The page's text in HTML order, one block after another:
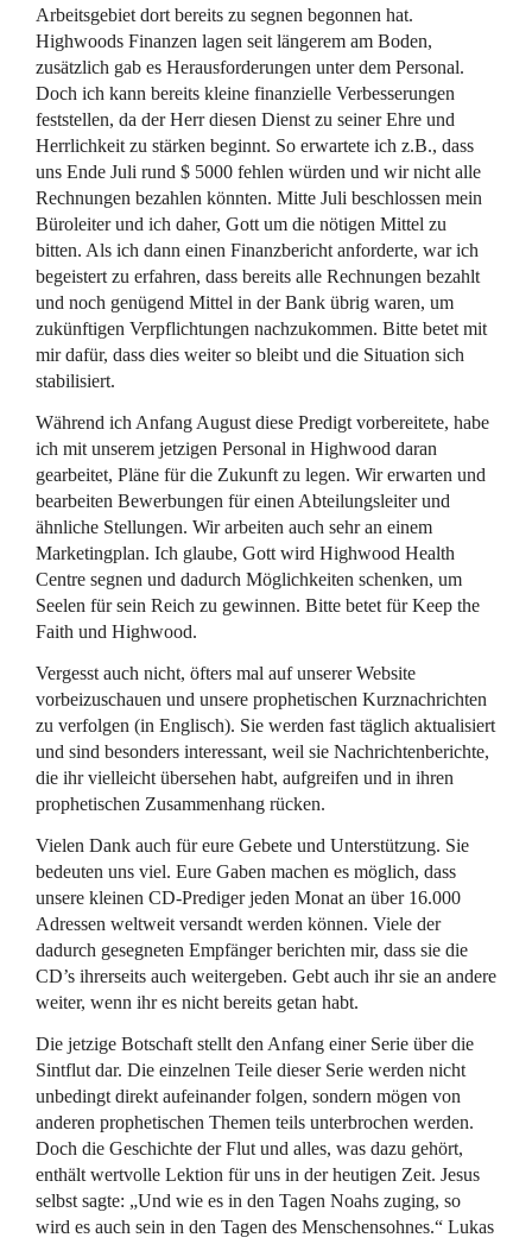
Arbeitsgebiet dort bereits zu segnen begonnen hat.
Highwoods Finanzen lagen seit längerem am Boden,
zusätzlich gab es Herausforderungen unter dem Personal.
Doch ich kann bereits kleine finanzielle Verbesserungen
feststellen, da der Herr diesen Dienst zu seiner Ehre und
Herrlichkeit zu stärken beginnt. So erwartete ich z.B., dass
uns Ende Juli rund $ 5000 fehlen würden und wir nicht alle
Rechnungen bezahlen könnten. Mitte Juli beschlossen mein
Büroleiter und ich daher, Gott um die nötigen Mittel zu
bitten. Als ich dann einen Finanzbericht anforderte, war ich
begeistert zu erfahren, dass bereits alle Rechnungen bezahlt
und noch genügend Mittel in der Bank übrig waren, um
zukünftigen Verpflichtungen nachzukommen. Bitte betet mit
mir dafür, dass dies weiter so bleibt und die Situation sich
stabilisiert.
Während ich Anfang August diese Predigt vorbereitete, habe
ich mit unserem jetzigen Personal in Highwood daran
gearbeitet, Pläne für die Zukunft zu legen. Wir erwarten und
bearbeiten Bewerbungen für einen Abteilungsleiter und
ähnliche Stellungen. Wir arbeiten auch sehr an einem
Marketingplan. Ich glaube, Gott wird Highwood Health
Centre segnen und dadurch Möglichkeiten schenken, um
Seelen für sein Reich zu gewinnen. Bitte betet für Keep the
Faith und Highwood.
Vergesst auch nicht, öfters mal auf unserer Website
vorbeizuschauen und unsere prophetischen Kurznachrichten
zu verfolgen (in Englisch). Sie werden fast täglich aktualisiert
und sind besonders interessant, weil sie Nachrichtenberichte,
die ihr vielleicht übersehen habt, aufgreifen und in ihren
prophetischen Zusammenhang rücken.
Vielen Dank auch für eure Gebete und Unterstützung. Sie
bedeuten uns viel. Eure Gaben machen es möglich, dass
unsere kleinen CD-Prediger jeden Monat an über 16.000
Adressen weltweit versandt werden können. Viele der
dadurch gesegneten Empfänger berichten mir, dass sie die
CD’s ihrerseits auch weitergeben. Gebt auch ihr sie an andere
weiter, wenn ihr es nicht bereits getan habt.
Die jetzige Botschaft stellt den Anfang einer Serie über die
Sintflut dar. Die einzelnen Teile dieser Serie werden nicht
unbedingt direkt aufeinander folgen, sondern mögen von
anderen prophetischen Themen teils unterbrochen werden.
Doch die Geschichte der Flut und alles, was dazu gehört,
enthält wertvolle Lektion für uns in der heutigen Zeit. Jesus
selbst sagte: „Und wie es in den Tagen Noahs zuging, so
wird es auch sein in den Tagen des Menschensohnes.“ Lukas